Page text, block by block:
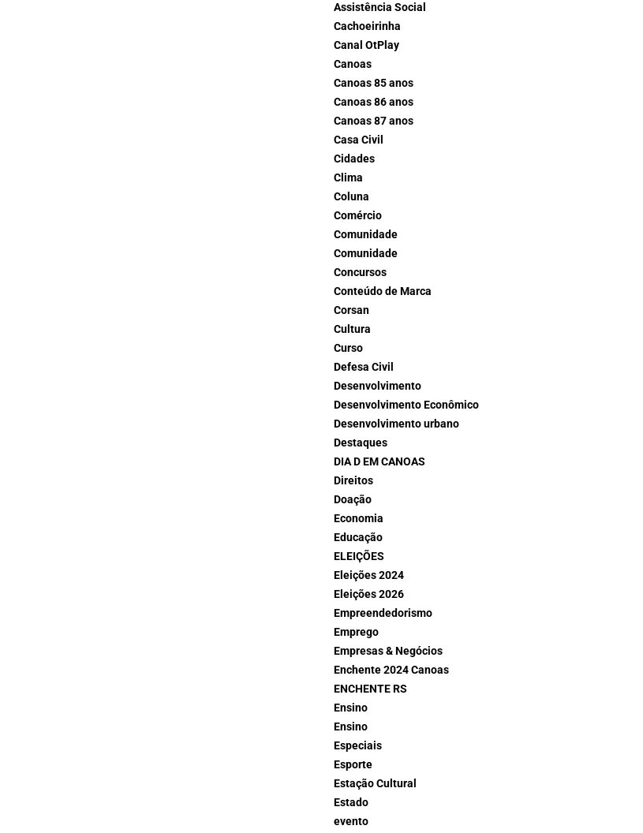
Assistência Social
Cachoeirinha
Canal OtPlay
Canoas
Canoas 85 anos
Canoas 86 anos
Canoas 87 anos
Casa Civil
Cidades
Clima
Coluna
Comércio
Comunidade
Comunidade
Concursos
Conteúdo de Marca
Corsan
Cultura
Curso
Defesa Civil
Desenvolvimento
Desenvolvimento Econômico
Desenvolvimento urbano
Destaques
DIA D EM CANOAS
Direitos
Doação
Economia
Educação
ELEIÇÕES
Eleições 2024
Eleições 2026
Empreendedorismo
Emprego
Empresas & Negócios
Enchente 2024 Canoas
ENCHENTE RS
Ensino
Ensino
Especiais
Esporte
Estação Cultural
Estado
evento